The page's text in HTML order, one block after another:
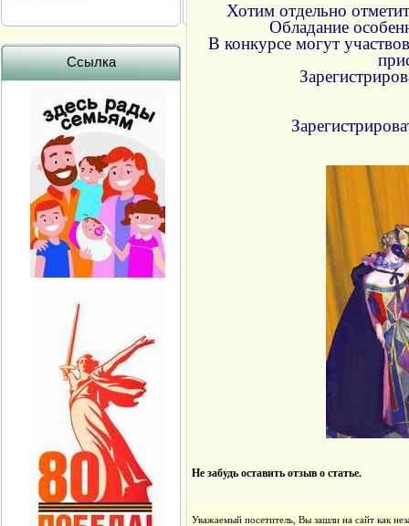
Ссылка
Хотим отдельно
Обладание
В конкурсе могут
Не забудь оставить отзыв о статье.
Уважаемый посетитель, Вы зашли на сайт как